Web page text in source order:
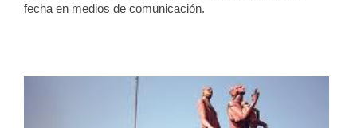
fecha en medios de comunicación.